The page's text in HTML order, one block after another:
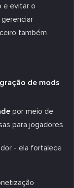
e evitar o
também
de mods
por meio de
para jogadores
- ela fortalece